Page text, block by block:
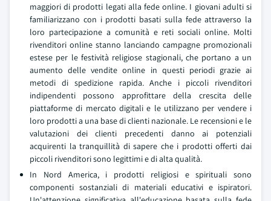
maggiori di prodotti legati alla fede online. I giovani adulti si
familiarizzano con i prodotti basati sulla fede attraverso la
loro partecipazione a comunità e reti sociali online. Molti
rivenditori online stanno lanciando campagne promozionali
estese per le festività religiose stagionali, che portano a un
aumento delle vendite online in questi periodi grazie ai
metodi di spedizione rapida. Anche i piccoli rivenditori
indipendenti possono approfittare della crescita delle
piattaforme di mercato digitali e le utilizzano per vendere i
loro prodotti a una base di clienti nazionale. Le recensioni e le
valutazioni dei clienti precedenti danno ai potenziali
acquirenti la tranquillità di sapere che i prodotti offerti dai
piccoli rivenditori sono legittimi e di alta qualità.
In Nord America, i prodotti religiosi e spirituali sono
componenti sostanziali di materiali educativi e ispiratori.